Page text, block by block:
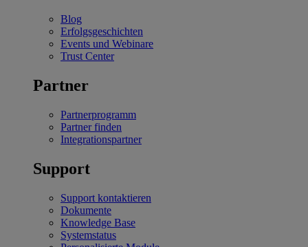
Blog
Erfolgsgeschichten
Events und Webinare
Trust Center
Partner
Partnerprogramm
Partner finden
Integrationspartner
Support
Support kontaktieren
Dokumente
Knowledge Base
Systemstatus